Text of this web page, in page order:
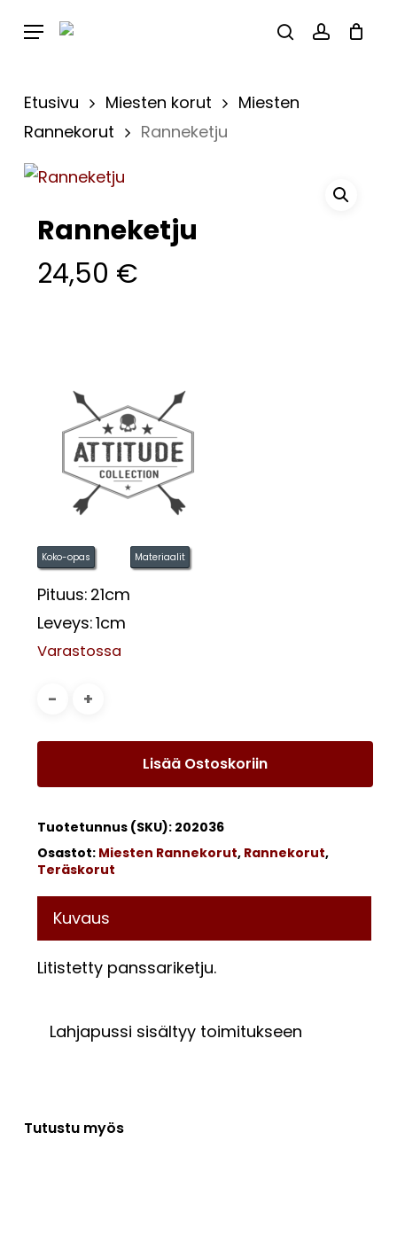
content
Menu Close
Etusivu Miesten korut
Miesten
Rannekorut
Ranneketju
Ranneketju
24,50 €
Koko-opas Materiaalit
Pituus: 21cm
Leveys:1cm
Varastossa
Lisää Ostoskoriin
Tuotetunnus (SKU): 202036
Osastot: Miesten Rannekorut, Rannekorut,
Teräskorut
Kuvaus
Litistetty panssariketju.
Lahjapussi sisältyy toimitukseen
Tutustu myös